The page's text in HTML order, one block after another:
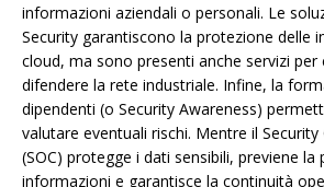
informazioni aziendali o personali. Le
Security garantiscono la protezione delle
cloud, ma sono presenti anche servizi per
difendere la rete industriale. Infine, la
dipendenti (o Security Awareness)
valutare eventuali rischi. Mentre il
(SOC) protegge i dati sensibili, previene la
informazioni e garantisce la continuità